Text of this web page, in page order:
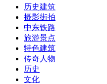
历史建筑
摄影街拍
中东铁路
旅游景点
特色建筑
传奇人物
历史
文化